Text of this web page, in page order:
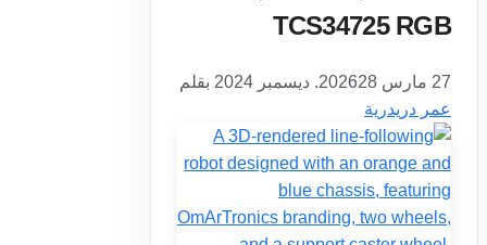
TCS34725 RGB
27 مارس 2026 28. ديسمبر 2024
بقلم
عمر دريدرية